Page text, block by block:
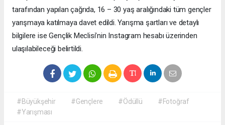
tarafından yapılan çağrıda, 16 – 30 yaş aralığındaki tüm gençler
yarışmaya katılmaya davet edildi. Yarışma şartları ve detaylı
bilgilere ise Gençlik Meclisi’nin Instagram hesabı üzerinden
ulaşılabileceği belirtildi.
#Büyükşehir #Gençlere #Ödüllü
#Fotoğraf
#Yarışması